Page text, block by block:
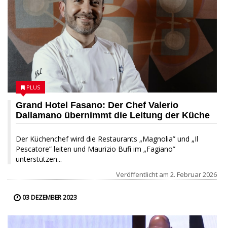
Grand Hotel Fasano: Der Chef Valerio
Dallamano übernimmt die Leitung der Küche
Der Küchenchef wird die Restaurants „Magnolia” und „Il
Pescatore” leiten und Maurizio Bufi im „Fagiano”
unterstützen...
PLUS
Veröffentlicht am 2. Februar 2026
03 DEZEMBER 2023